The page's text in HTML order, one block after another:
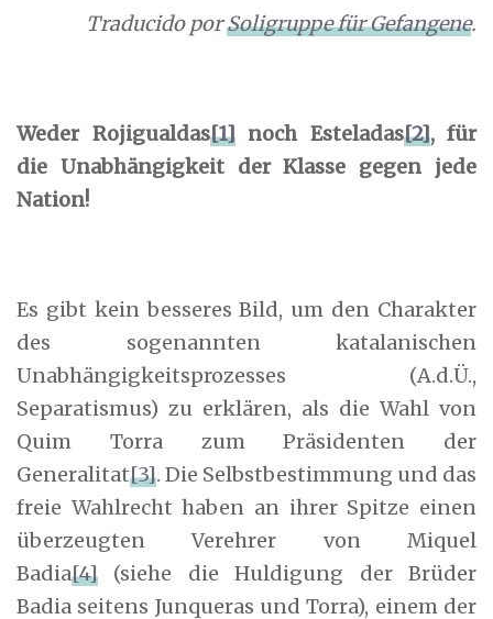
Traducido porSoligruppe für Gefangene.
Weder Rojigualdas[1]noch Esteladas[2], für
die Unabhängigkeit der Klasse gegen jede
Nation!
Es gibt kein besseres Bild, um den Charakter
des sogenannten katalanischen
Unabhängigkeitsprozesses (A.d.Ü.,
Separatismus) zu erklären, als die Wahl von
Quim Torra zum Präsidenten der
Generalitat[3]. Die Selbstbestimmung und das
freie Wahlrecht haben an ihrer Spitze einen
überzeugten Verehrer von Miquel
Badia[4] (siehe die Huldigung der Brüder
Badia seitens Junqueras und Torra), einem der